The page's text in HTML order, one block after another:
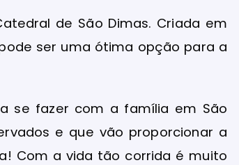
de São Dimas. Criada em
ser uma ótima opção para a
se fazer com a família em São
e que vão proporcionar a
Com a vida tão corrida é muito